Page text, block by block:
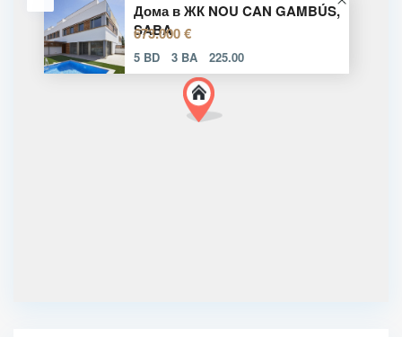
Дома в ЖК NOU CAN GAMBÚS,
SABA
673.000 €
5 BD 3 BA 225.00